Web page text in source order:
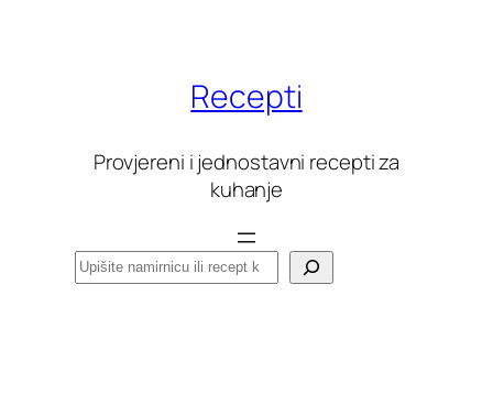
Recepti
Provjereni i jednostavni recepti za
kuhanje
Pretraga